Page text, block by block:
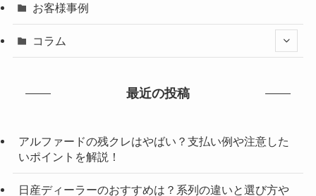
お客様事例
コラム
最近の投稿
アルファードの残クレはやばい？支払い例や注意した
いポイントを解説！
日産ディーラーのおすすめは？系列の違いと選び方や